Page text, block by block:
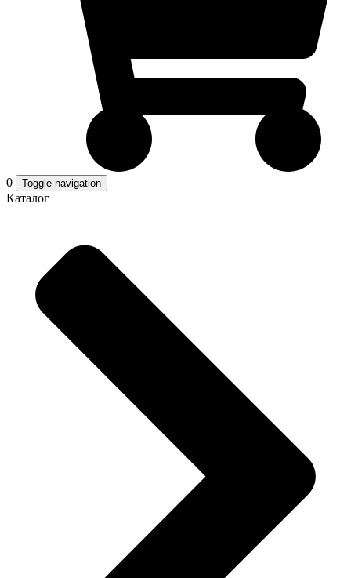
0 Toggle navigation
Каталог